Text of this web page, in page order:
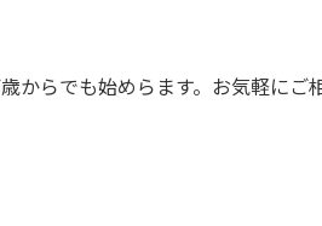
からでも始めらます。お気軽にご